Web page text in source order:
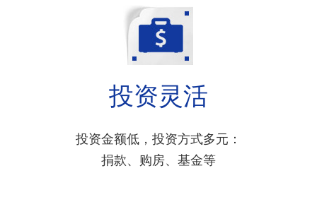
投资灵活
投资金额低，投资方式多元：
捐款、购房、基金等